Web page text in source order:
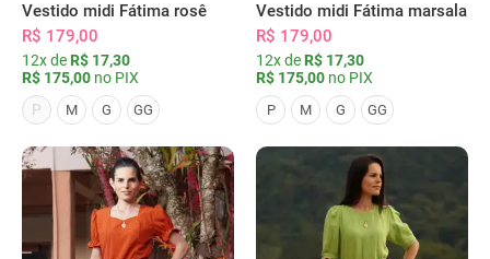
Vestido midi Fátima rosê
R$ 179,00
12x de R$ 17,30
R$ 175,00 no PIX
P
M G GG
Vestido midi Fátima marsala
R$ 179,00
12x de R$ 17,30
R$ 175,00 no PIX
P M G GG